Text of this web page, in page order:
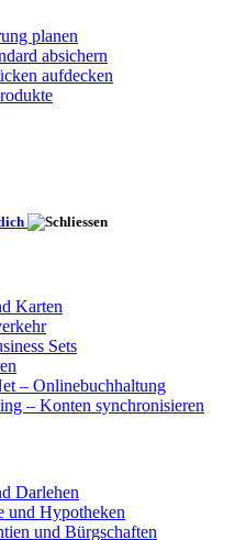
planen
absichern
aufdecken
Karten
Sets
– Onlinebuchhaltung
– Konten synchronisieren
Darlehen
und Hypotheken
und Bürgschaften